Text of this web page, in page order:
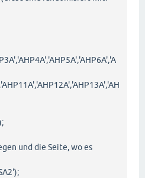
und die Seite, wo es